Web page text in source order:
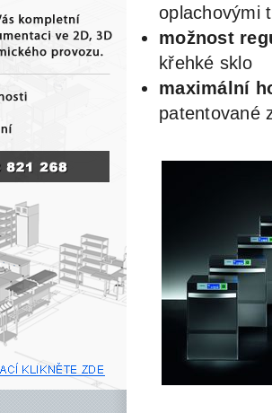
oplachovými
možnost
křehké sklo
maximální
patentované